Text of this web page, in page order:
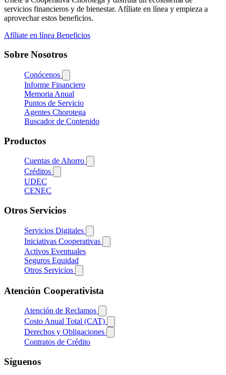
servicios financieros y de bienestar. Afíliate en línea y empieza a
aprovechar estos beneficios.
Afíliate en línea Beneficios
Sobre Nosotros
Conócenos
Informe Financiero
Memoria Anual
Puntos de Servicio
Agentes Chorotega
Buscador de Contenido
Productos
Cuentas de Ahorro
Créditos
UDEC
CENEC
Otros Servicios
Servicios Digitales
Iniciativas Cooperativas
Activos Eventuales
Seguros Equidad
Otros Servicios
Atención Cooperativista
Atención de Reclamos
Costo Anual Total (CAT)
Derechos y Obligaciones
Contratos de Crédito
Síguenos